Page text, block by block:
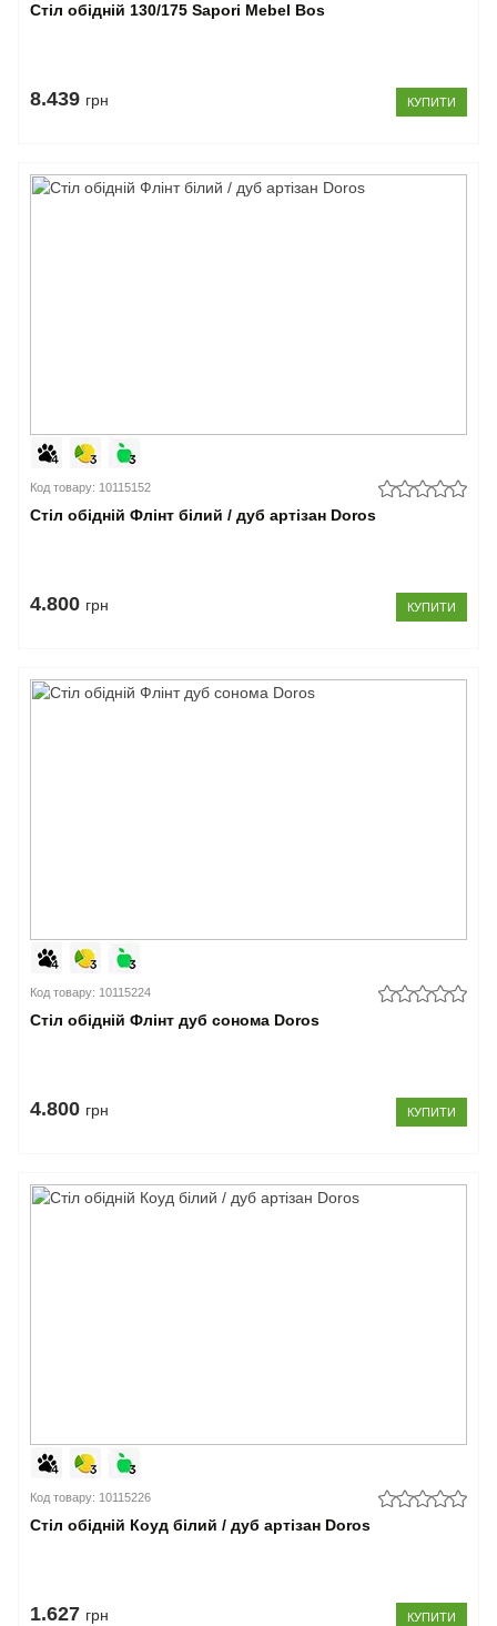
Стіл обідній 130/175 Sapori Mebel Bos
8.439 грн КУПИТИ
Код товару: 10115152
Стіл обідній Флінт білий / дуб артізан Doros
4.800 грн КУПИТИ
Код товару: 10115224
Стіл обідній Флінт дуб сонома Doros
4.800 грн КУПИТИ
Код товару: 10115226
Стіл обідній Коуд білий / дуб артізан Doros
1.627 грн КУПИТИ